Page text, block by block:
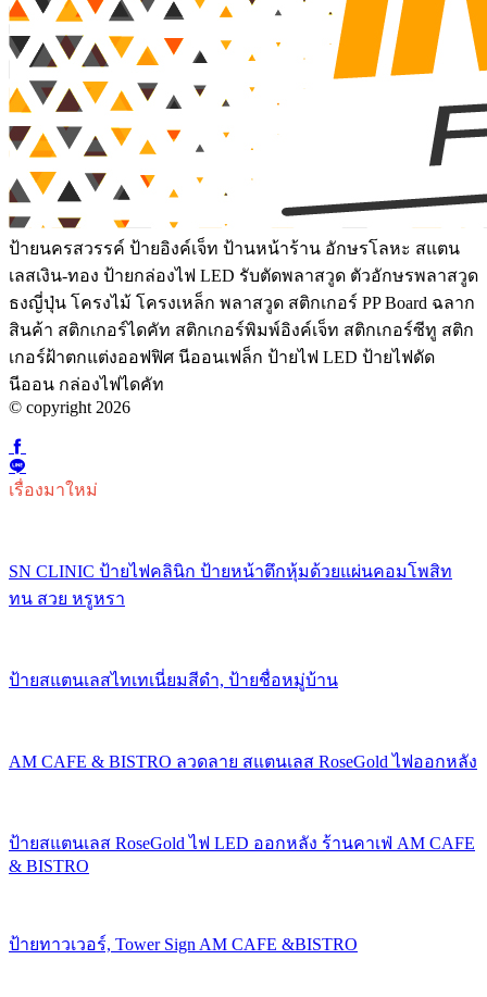
ป้ายนครสวรรค์ ป้ายอิงค์เจ็ท ป้านหน้าร้าน อักษรโลหะ สแตน
เลสเงิน-ทอง ป้ายกล่องไฟ LED รับตัดพลาสวูด ตัวอักษรพลาสวูด
ธงญี่ปุ่น โครงไม้ โครงเหล็ก พลาสวูด สติกเกอร์ PP Board ฉลาก
สินค้า สติกเกอร์ไดคัท สติกเกอร์พิมพ์อิงค์เจ็ท สติกเกอร์ซีทู สติก
เกอร์ฝ้าตกแต่งออฟฟิศ นีออนเฟล็ก ป้ายไฟ LED ป้ายไฟดัด
นีออน กล่องไฟไดคัท
© copyright 2026
เรื่องมาใหม่
SN CLINIC ป้ายไฟคลินิก ป้ายหน้าตึกหุ้มด้วยแผ่นคอมโพสิท
ทน สวย หรูหรา
ป้ายสแตนเลสไทเทเนี่ยมสีดำ, ป้ายชื่อหมู่บ้าน
AM CAFE & BISTRO ลวดลาย สแตนเลส RoseGold ไฟออกหลัง
ป้ายสแตนเลส RoseGold ไฟ LED ออกหลัง ร้านคาเฟ่ AM CAFE
& BISTRO
ป้ายทาวเวอร์, Tower Sign AM CAFE &BISTRO